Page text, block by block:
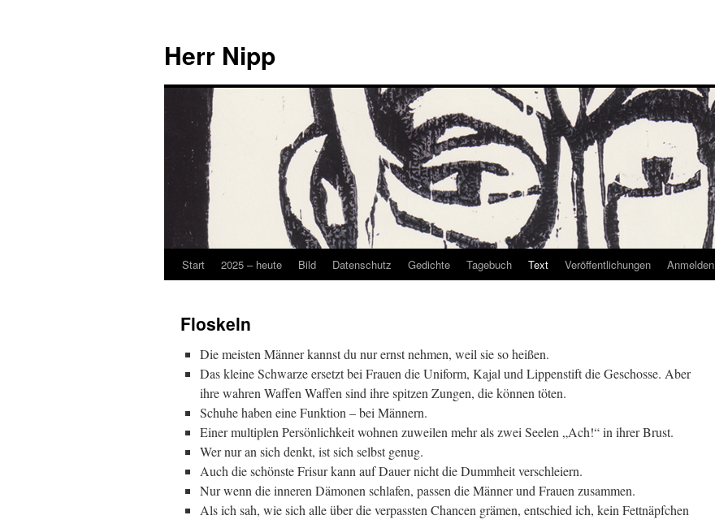
Herr Nipp
Zum
springen
Start 2025 – heute Bild Datenschutz Gedichte Tagebuch Text Veröffentlichungen Anmelden
Floskeln
Die meisten Männer kannst du nur ernst nehmen, weil sie so heißen.
Das kleine Schwarze ersetzt bei Frauen die Uniform, Kajal und Lippenstift die Geschosse. Aber
ihre wahren Waffen Waffen sind ihre spitzen Zungen, die können töten.
Schuhe haben eine Funktion – bei Männern.
Einer multiplen Persönlichkeit wohnen zuweilen mehr als zwei Seelen „Ach!“ in ihrer Brust.
Wer nur an sich denkt, ist sich selbst genug.
Auch die schönste Frisur kann auf Dauer nicht die Dummheit verschleiern.
Nur wenn die inneren Dämonen schlafen, passen die Männer und Frauen zusammen.
Als ich sah, wie sich alle über die verpassten Chancen grämen, entschied ich, kein Fettnäpfchen